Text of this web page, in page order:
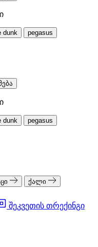
dunk
pegasus
dunk
pegasus
ქალი
შეკვეთის თრექინგი